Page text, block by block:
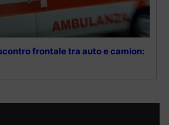
frontale tra auto e camion: